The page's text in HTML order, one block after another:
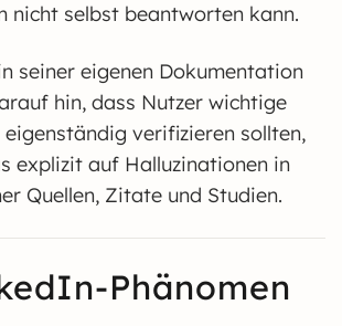
nicht selbst beantworten kann.
seiner eigenen Dokumentation
hin, dass Nutzer wichtige
verifizieren sollten,
explizit auf Halluzinationen in
Quellen, Zitate und Studien.
Phänomen